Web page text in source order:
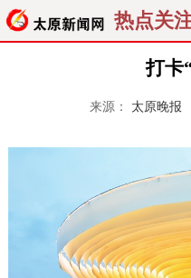
热点关
打卡
来源： 太原晚报